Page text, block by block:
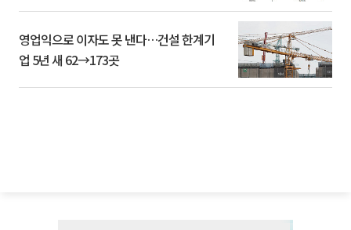
영업익으로 이자도 못 낸다…건설 한계기
업 5년 새 62→173곳